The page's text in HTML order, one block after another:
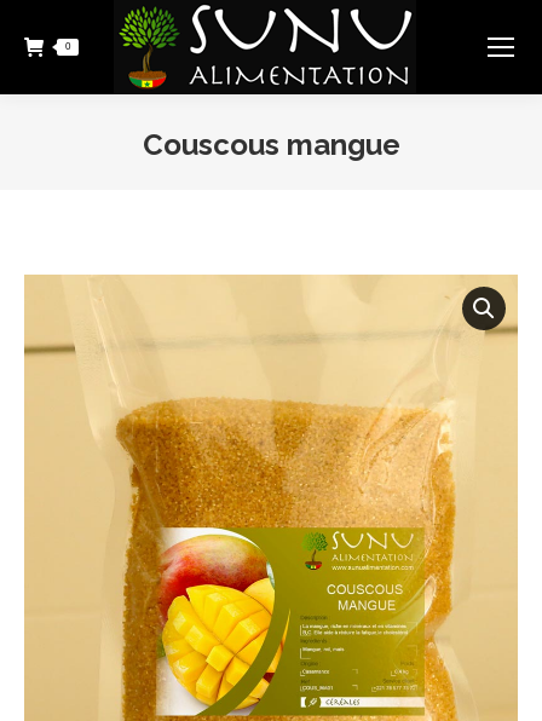
0
Couscous mangue